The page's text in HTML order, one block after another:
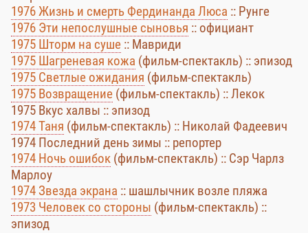
1976 Жизнь и смерть Фердинанда Люса :: Рунге
1976 Эти непослушные сыновья :: официант
1975 Шторм на суше :: Мавриди
1975 Шагреневая кожа (фильм-спектакль) :: эпизод
1975 Светлые ожидания (фильм-спектакль)
1975 Возвращение (фильм-спектакль) :: Лекок
1975 Вкус халвы :: эпизод
1974 Таня (фильм-спектакль) :: Николай Фадеевич
1974 Последний день зимы :: репортер
1974 Ночь ошибок (фильм-спектакль) :: Сэр Чарлз
Марлоу
1974 Звезда экрана :: шашлычник возле пляжа
1973 Человек со стороны (фильм-спектакль) ::
эпизод